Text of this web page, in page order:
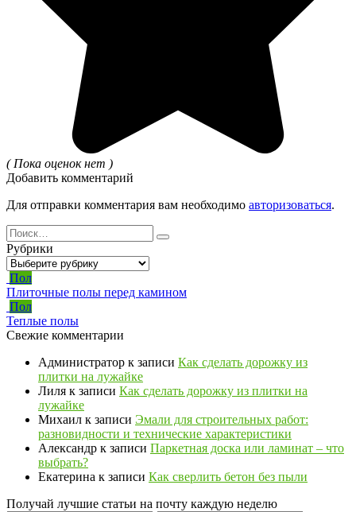
( Пока оценок нет )
Добавить комментарий
Для отправки комментария вам необходимо авторизоваться.
Search
for:
Рубрики
Рубрики
Пол
Плиточные полы перед камином
Пол
Теплые полы
Свежие комментарии
Администратор к записи Как сделать дорожку из
плитки на лужайке
Лиля к записи Как сделать дорожку из плитки на
лужайке
Михаил к записи Эмали для строительных работ:
разновидности и технические характеристики
Александр к записи Паркетная доска или ламинат – что
выбрать?
Екатерина к записи Как сверлить бетон без пыли
Получай лучшие статьи на почту каждую неделю